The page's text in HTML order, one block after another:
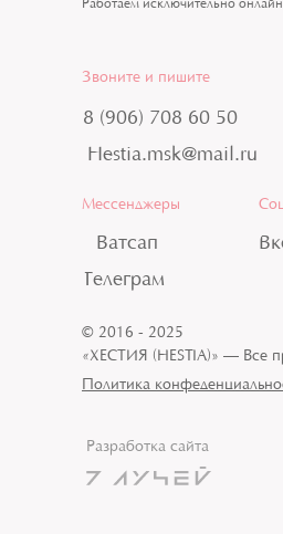
Разработка сайта
Работаем исключительно
© 2016 - 2025
«ХЕСТИЯ (HESTIA)» — Все
Политика
Звоните и пишите
Мессенджеры
Hestia.msk@mail.ru
8 (906) 708 60 50
Ватсап
Телеграм